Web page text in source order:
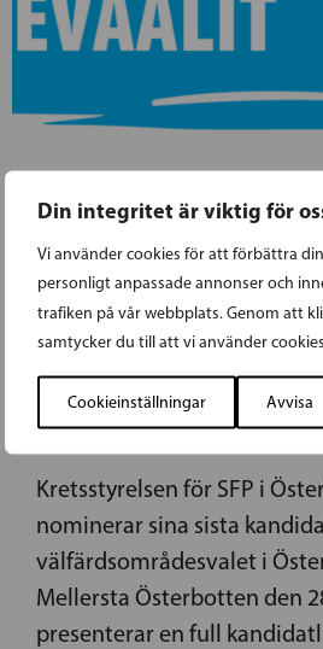
Din integritet är viktig för
Vi använder cookies för att förbättra
personligt anpassade annonser och
trafiken på vår webbplats. Genom att
samtycker du till att vi använder
Cookieinställningar Avvisa
28.02.2025
SFP I ÖSTERBOTTEN
SISTA KANDIDATER TILL
Kretsstyrelsen för SFP i
nominerar sina sista
välfärdsområdesvalet i
Mellersta Österbotten den
presenterar en full